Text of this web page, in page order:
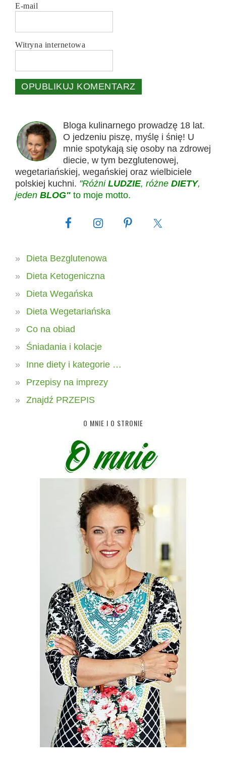
E-mail
Witryna internetowa
Bloga kulinarnego prowadzę 18 lat.
O jedzeniu piszę, myślę i śnię! U
mnie spotykają się osoby na zdrowej
diecie, w tym bezglutenowej,
wegetariańskiej, wegańskiej oraz wielbiciele
polskiej kuchni. "Różni LUDZIE, różne DIETY,
jeden BLOG" to moje motto.
Dieta Bezglutenowa
Dieta Ketogeniczna
Dieta Wegańska
Dieta Wegetariańska
Co na obiad
Śniadania i kolacje
Inne diety i kategorie …
Przepisy na imprezy
Znajdź PRZEPIS
O MNIE I O STRONIE